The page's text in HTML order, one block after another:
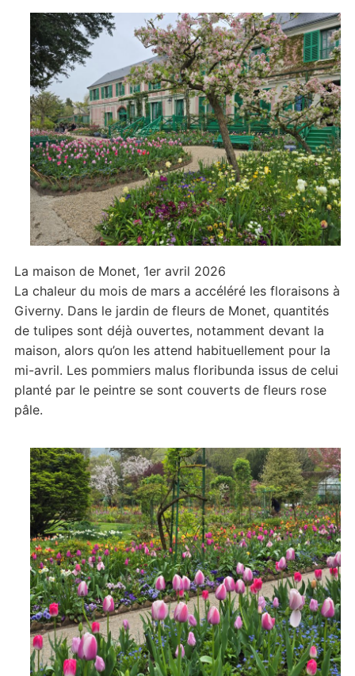
fleurs
à
l’ouverture
La maison de Monet, 1er avril 2026
La chaleur du mois de mars a accéléré les floraisons à
Giverny. Dans le jardin de fleurs de Monet, quantités
de tulipes sont déjà ouvertes, notamment devant la
maison, alors qu’on les attend habituellement pour la
mi-avril. Les pommiers malus floribunda issus de celui
planté par le peintre se sont couverts de fleurs rose
pâle.